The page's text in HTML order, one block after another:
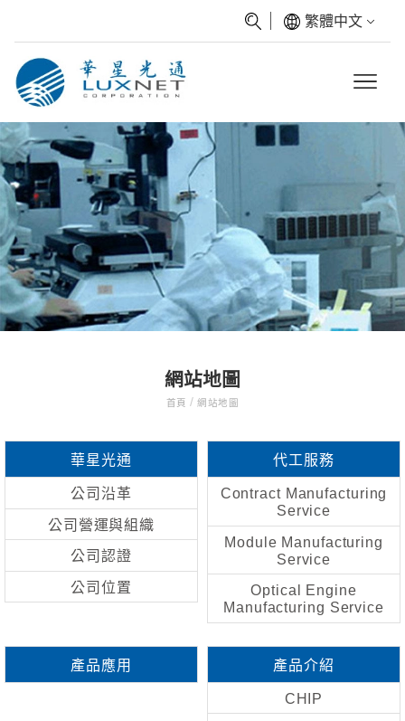
繁體中文
網站地圖
首頁/ 網站地圖
華星光通
公司沿革
公司營運與組織
公司認證
公司位置
代工服務
Contract Manufacturing
Service
Module Manufacturing
Service
Optical Engine
Manufacturing Service
產品應用 產品介紹
CHIP